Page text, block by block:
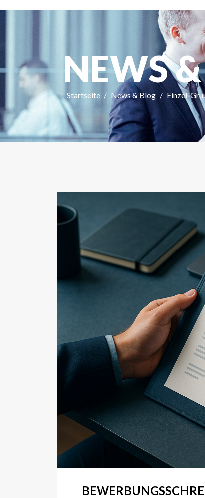
NEWS
Startseite News & Blog Einzel-